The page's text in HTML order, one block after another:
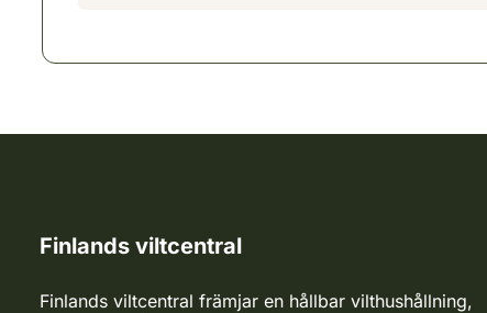
Finlands viltcentral
Finlands viltcentral främjar en hållbar vilthushållning,